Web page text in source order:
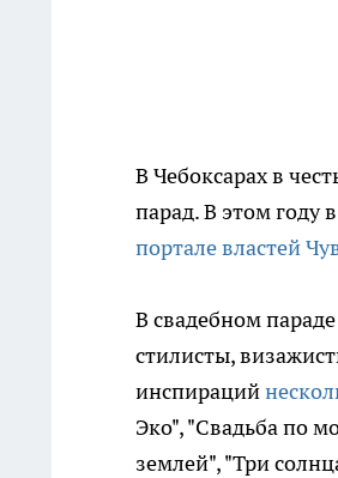
В Чебоксарах в
парад. В этом году
портале властей
В свадебном
стилисты,
инспираций
Эко", "Свадьба по
землей", "Три